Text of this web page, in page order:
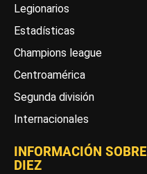
Legionarios
Estadísticas
Champions league
Centroamérica
Segunda división
Internacionales
INFORMACIÓN SOBRE
DIEZ